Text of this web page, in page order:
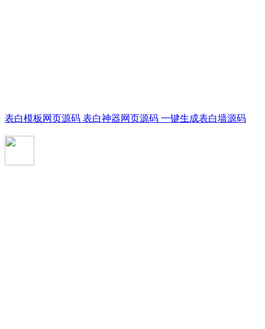
表白模板网页源码 表白神器网页源码 一键生成表白墙源码